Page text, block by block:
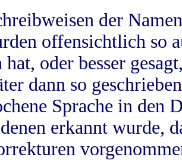
der
offensichtlich so
hat, oder besser
dann so
Sprache in
erkannt wurde,